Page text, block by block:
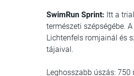
SwimRun Sprint: Itt a
természeti szépségébe.
Lichtenfels romjainál és
tájaival.
Leghosszabb úszás: 750